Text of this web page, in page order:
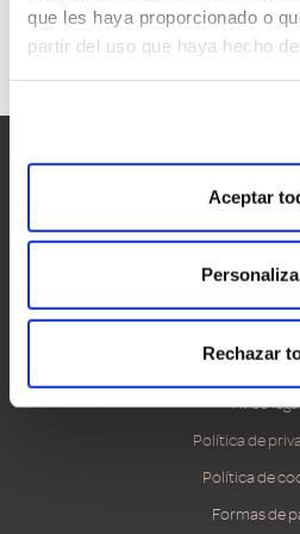
que les haya proporcionado o
partir del uso que haya hecho
Aceptar
Rechazar
Aviso
Política de
Política de
Formas de